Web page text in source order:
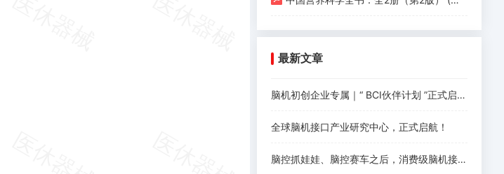
最新文章
脑机初创企业专属｜“ BCI伙伴计划 ”正式启动！
全球脑机接口产业研究中心，正式启航！
脑控抓娃娃、脑控赛车之后，消费级脑机接口离爆发还差什么